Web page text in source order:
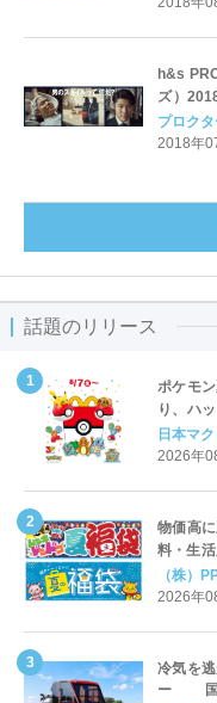
h&s
ズ）
Web限
プロク
2018年
話題のリリース
ポケモ
り、ハ
定登場
日本マ
2026年
物価高
料・生
「夏福
（株）
2026年
冷気を
ー 国